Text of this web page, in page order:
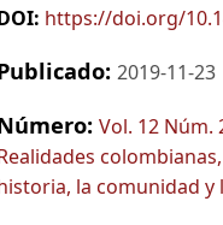
https://doi.org/
2019-11-23
Vol. 12 Núm.
la comunidad y